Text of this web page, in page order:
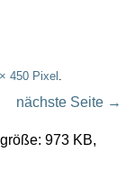
450 Pixel .
nächste Seite →
973 KB,